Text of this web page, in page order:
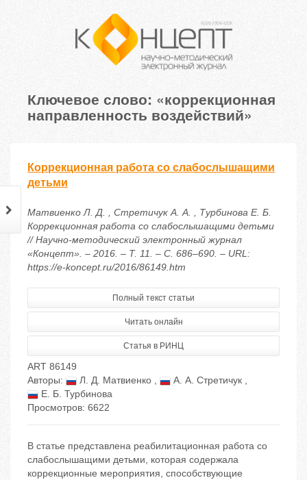
Ключевое слово: «коррекционная
направленность воздействий»
Коррекционная работа со слабослышащими
детьми
Матвиенко Л. Д. , Стретичук А. А. , Турбинова Е. Б.
Коррекционная работа со слабослышащими детьми
// Научно-методический электронный журнал
«Концепт». – 2016. – Т. 11. – С. 686–690. – URL:
https://e-koncept.ru/2016/86149.htm
Полный текст статьи
Читать онлайн
Статья в РИНЦ
ART 86149
Авторы:
Л. Д. Матвиенко , А. А. Стретичук ,
Е. Б. Турбинова
Просмотров: 6622
В статье представлена реабилитационная работа со
слабослышащими детьми, которая содержала
коррекционные мероприятия, способствующие